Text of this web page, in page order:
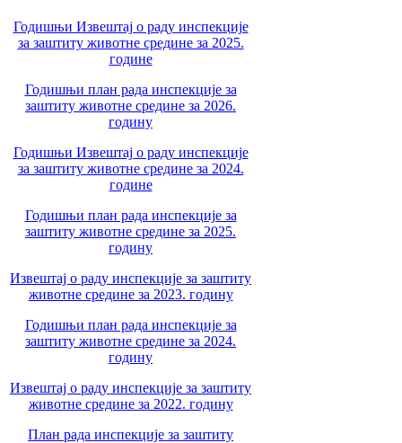
Годишњи Извештај о раду инспекције
за заштиту животне средине за 2025.
године
Годишњи план рада инспекције за
заштиту животне средине за 2026.
годину
Годишњи Извештај о раду инспекције
за заштиту животне средине за 2024.
године
Годишњи план рада инспекције за
заштиту животне средине за 2025.
годину
Извештај о раду инспекције за заштиту
животне средине за 2023. годину
Годишњи план рада инспекције за
заштиту животне средине за 2024.
годину
Извештај о раду инспекције за заштиту
животне средине за 2022. годину
План рада инспекције за заштиту